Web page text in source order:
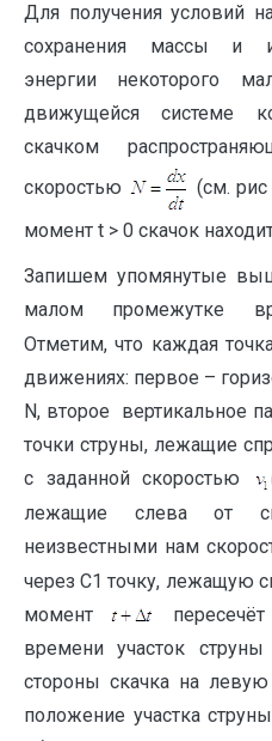
Для получения условий
сохранения массы и
энергии некоторого
движущейся системе
скачком
скоростью
(см.
момент t > 0 скачок
Запишем упомянутые
малом промежутке
Отметим, что каждая
движениях: первое –
N, второе вертикальное
точки струны, лежащие
с заданной скоростью
лежащие слева от
неизвестными нам
через C1 точку, лежащую
момент
времени участок
стороны скачка на
положение участка